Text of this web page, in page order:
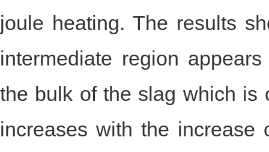
joule heating. The results
intermediate region
the bulk of the slag which is
increases with the increase